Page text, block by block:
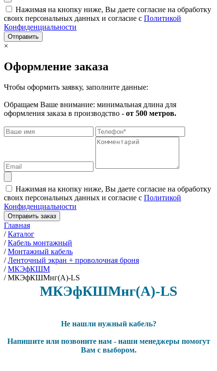
Нажимая на кнопку ниже, Вы даете согласие на обработку
своих персональных данных и согласие с Политикой
Конфиденциальности
Отправить
×
Оформление заказа
Чтобы оформить заявку, заполните данные:
Обращаем Ваше внимание: минимальная длина для
оформления заказа в производство - от 500 метров.
Нажимая на кнопку ниже, Вы даете согласие на обработку
своих персональных данных и согласие с Политикой
Конфиденциальности
Отправить заказ
Главная
/Каталог
/Кабель монтажный
/Монтажный кабель
/Ленточный экран + проволочная броня
/МКЭфКШМ
/МКЭфКШМнг(А)-LS
МКЭфКШМнг(А)-LS
Не нашли нужный кабель?
Напишите или позвоните нам - наши менеджеры помогут
Вам с выбором.